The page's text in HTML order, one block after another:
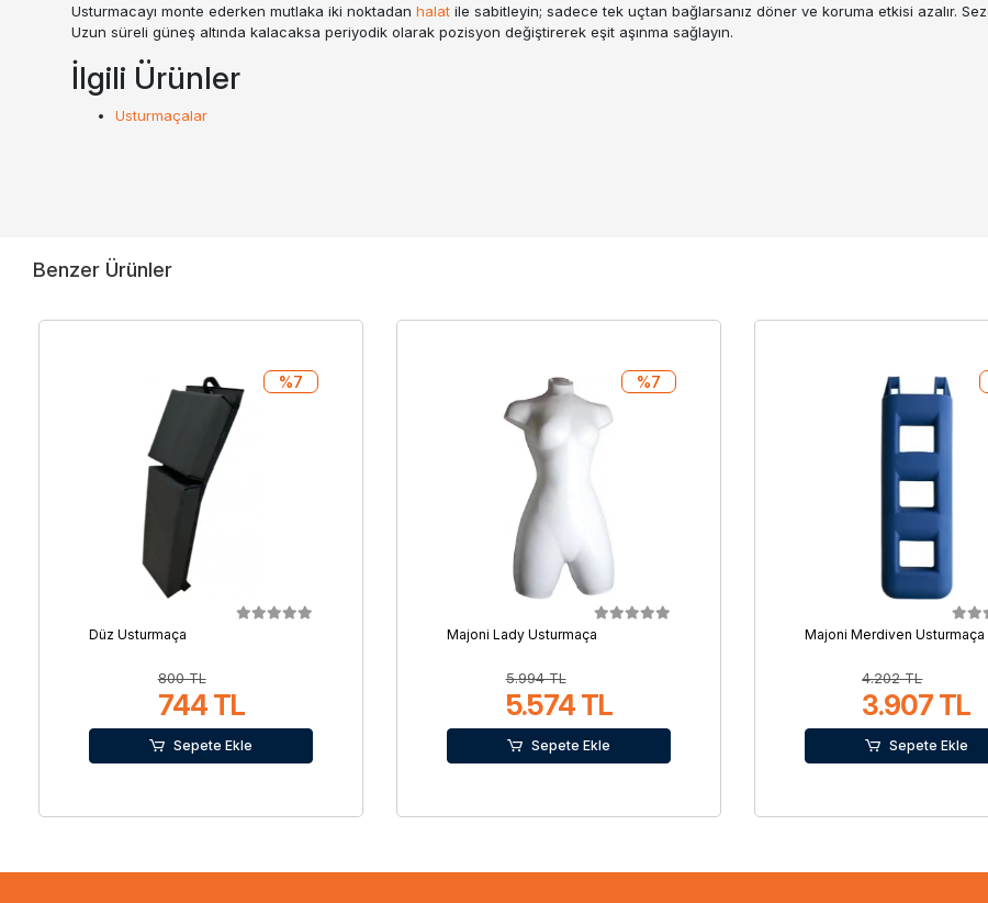
Usturmacayı monte ederken mutlaka iki noktadan halat ile sabitleyin; sadece tek uçtan bağlarsanız döner ve koruma etkisi azalır.
Uzun süreli güneş altında kalacaksa periyodik olarak pozisyon değiştirerek eşit aşınma sağlayın.
İlgili Ürünler
Usturmaçalar
Benzer Ürünler
Düz Usturmaça
800 TL
744 TL
%7
Sepete Ekle
Majoni Lady Usturmaça
5.994 TL
5.574 TL
%7
Sepete Ekle
Majoni Merdiven Usturmaça
4.202 TL
3.907 TL
Sepete Ekle